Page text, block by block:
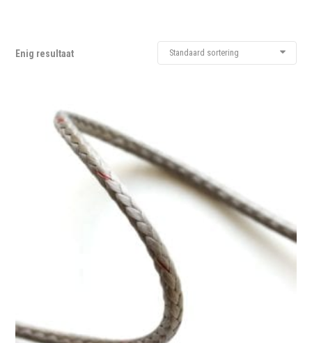
Enig resultaat Standaard sortering